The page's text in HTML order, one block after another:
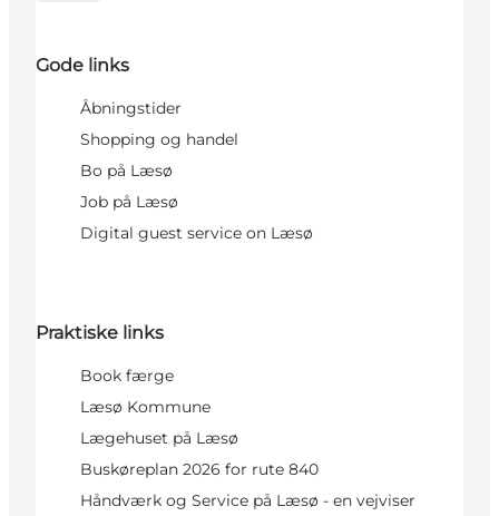
Gode links
Åbningstider
Shopping og handel
Bo på Læsø
Job på Læsø
Digital guest service on Læsø
Praktiske links
Book færge
Læsø Kommune
Lægehuset på Læsø
Buskøreplan 2026 for rute 840
Håndværk og Service på Læsø - en vejviser